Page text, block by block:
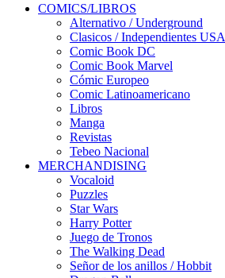
COMICS/LIBROS
Alternativo / Underground
Clasicos / Independientes USA
Comic Book DC
Comic Book Marvel
Cómic Europeo
Comic Latinoamericano
Libros
Manga
Revistas
Tebeo Nacional
MERCHANDISING
Vocaloid
Puzzles
Star Wars
Harry Potter
Juego de Tronos
The Walking Dead
Señor de los anillos / Hobbit